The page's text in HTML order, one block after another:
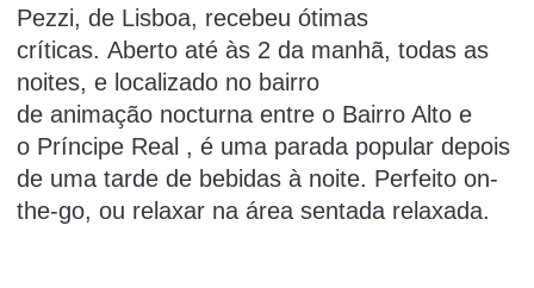
Pezzi, de Lisboa, recebeu ótimas
críticas. Aberto até às 2 da manhã, todas as
noites, e localizado no bairro
de animação nocturna entre o Bairro Alto e
o Príncipe Real , é uma parada popular depois
de uma tarde de bebidas à noite. Perfeito on-
the-go, ou relaxar na área sentada relaxada.